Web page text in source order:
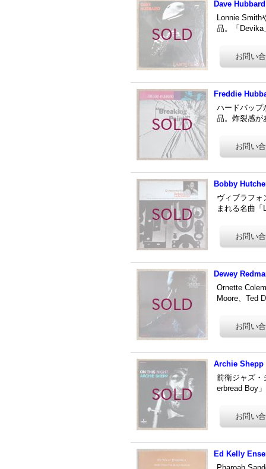
Dave
Lonnie Smith
品。「
Freddie
ハードバップ
品。炸裂感が
Bobby
ヴィブラフォ
まれる名曲
Dewey
Ornette
Moore、Ted
Archie
前衛ジャズ・
erbread Boy
Ed Kelly